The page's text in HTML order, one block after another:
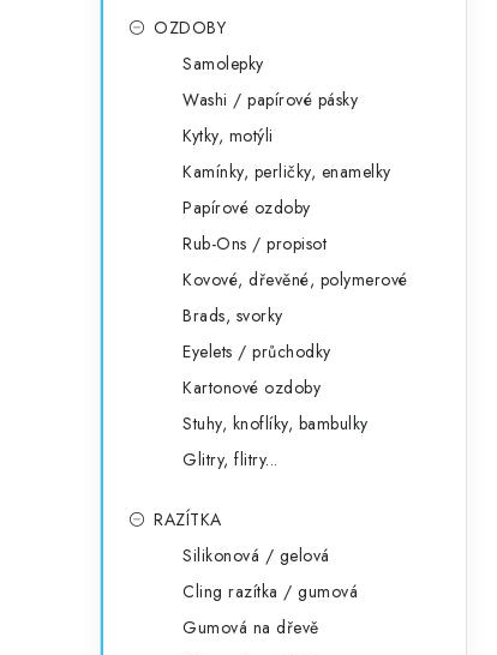
OZDOBY
Samolepky
Washi / papírové pásky
Kytky, motýli
Kamínky, perličky, enamelky
Papírové ozdoby
Rub-Ons / propisot
Kovové, dřevěné, polymerové
Brads, svorky
Eyelets / průchodky
Kartonové ozdoby
Stuhy, knoflíky, bambulky
Glitry, flitry...
RAZÍTKA
Silikonová / gelová
Cling razítka / gumová
Gumová na dřevě